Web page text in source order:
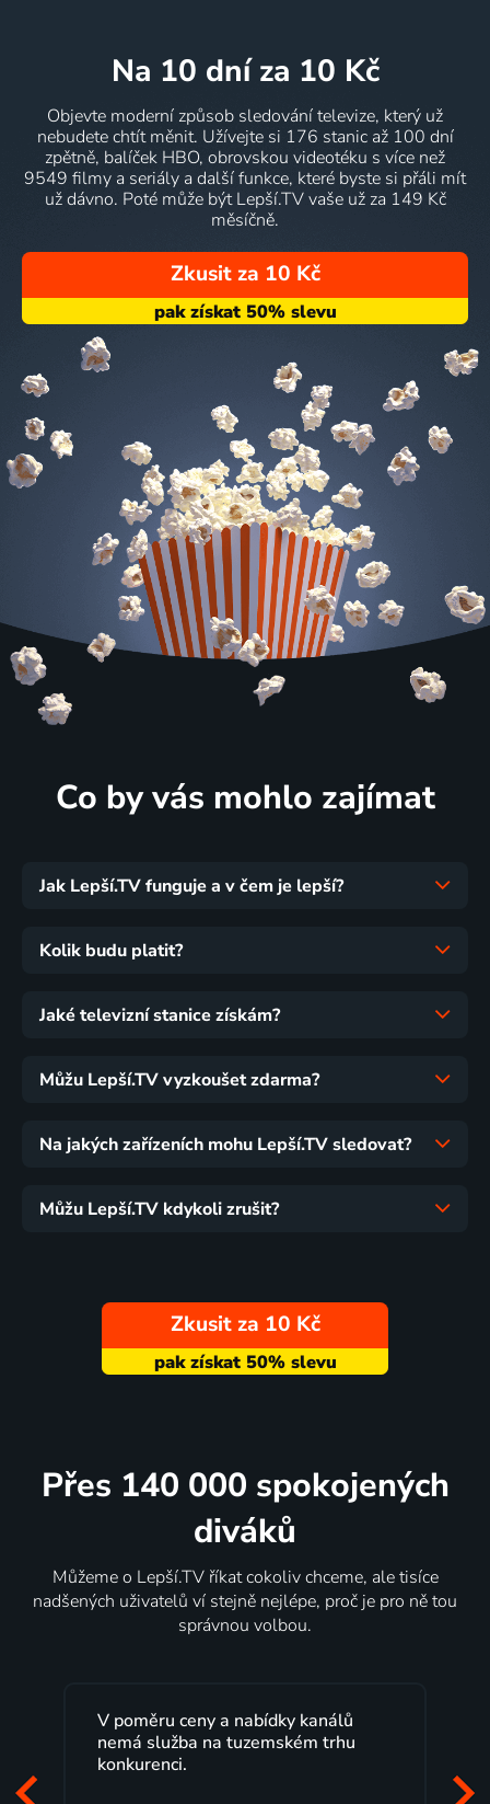
na 10 dní za 10 Kč
Objevte moderní způsob sledování televize, který už
nebudete chtít měnit. Užívejte si 176 stanic až 100 dní
zpětně, balíček HBO, obrovskou videotéku s více než
9549 filmy a seriály a další funkce, které byste si přáli mít
už dávno. Poté může být Lepší.TV vaše už za 149 Kč
měsíčně.
Zkusit za 10 Kč
Co by vás mohlo zajímat
Jak Lepší.TV funguje a v čem je lepší?
Kolik budu platit?
Jaké televizní stanice získám?
Můžu Lepší.TV vyzkoušet zdarma?
Na jakých zařízeních mohu Lepší.TV sledovat?
Můžu Lepší.TV kdykoli zrušit?
Zkusit za 10 Kč
Přes 140 000 spokojených
diváků
Můžeme o Lepší.TV říkat cokoliv chceme, ale tisíce
nadšených uživatelů ví stejně nejlépe, proč je pro ně tou
správnou volbou.
nabídky kanálů
trhu
Lepší.TV sleduji už několik
maximální spokojeností.
začátek programu, to je